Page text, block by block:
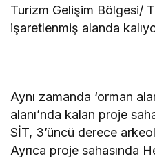
Turizm Gelişim Bölgesi/
işaretlenmiş alanda
Aynı zamanda ‘orman
alanı’nda kalan proje
SİT, 3’üncü derece
Ayrıca proje sahasında